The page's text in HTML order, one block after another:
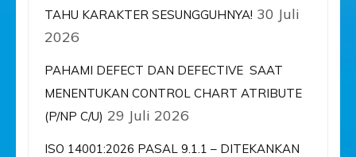
TAHU KARAKTER SESUNGGUHNYA! 30 Juli
2026
PAHAMI DEFECT DAN DEFECTIVE SAAT
MENENTUKAN CONTROL CHART ATRIBUTE
(P/NP C/U) 29 Juli 2026
ISO 14001:2026 PASAL 9.1.1 – DITEKANKAN